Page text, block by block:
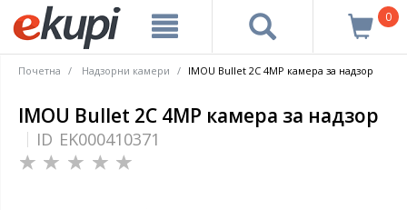
0
Почетна Надзорни камери IMOU Bullet 2C 4MP камера за надзор
IMOU Bullet 2C 4MP камера за надзор
ID EK000410371